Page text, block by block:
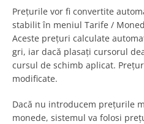
Prețurile vor fi convertite
stabilit în meniul Tarife /
Aceste prețuri calculate
gri, iar dacă plasați cursorul
cursul de schimb aplicat.
modificate.
Dacă nu introducem prețurile
monede, sistemul va folosi